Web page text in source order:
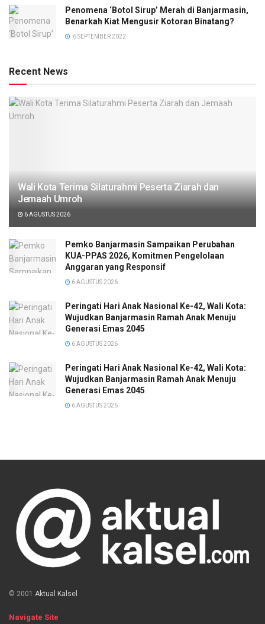
Penomena ‘Botol Sirup’ Merah di Banjarmasin,
Benarkah Kiat Mengusir Kotoran Binatang?
6 SEPTEMBER 2022
Recent News
Wali Kota Terima Silaturahmi Peserta Ziarah dan
Jemaah Umroh
6 AGUSTUS 2026
Pemko Banjarmasin Sampaikan Perubahan
KUA-PPAS 2026, Komitmen Pengelolaan
Anggaran yang Responsif
6 AGUSTUS 2026
Peringati Hari Anak Nasional Ke-42, Wali Kota:
Wujudkan Banjarmasin Ramah Anak Menuju
Generasi Emas 2045
6 AGUSTUS 2026
Peringati Hari Anak Nasional Ke-42, Wali Kota:
Wujudkan Banjarmasin Ramah Anak Menuju
Generasi Emas 2045
6 AGUSTUS 2026
© 2001 Aktual Kalsel
Navigate Site